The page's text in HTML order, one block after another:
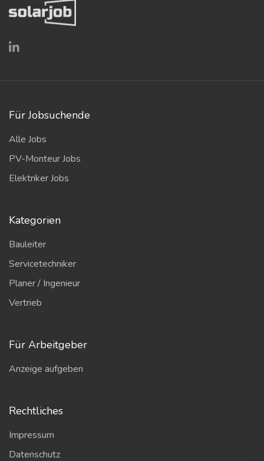
Für Jobsuchende
Alle Jobs
PV-Monteur Jobs
Elektriker Jobs
Kategorien
Bauleiter
Servicetechniker
Planer / Ingenieur
Vertrieb
Für Arbeitgeber
Anzeige aufgeben
Rechtliches
Impressum
Datenschutz